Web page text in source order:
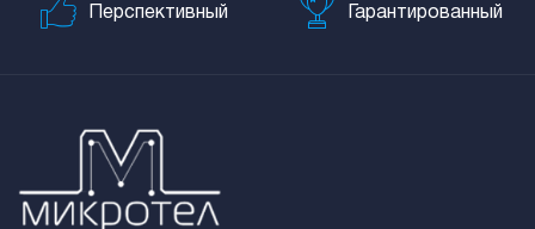
Перспективный Гарантированный